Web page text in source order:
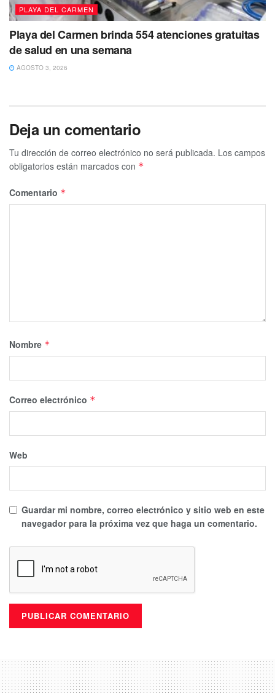
PLAYA DEL CARMEN
Playa del Carmen brinda 554 atenciones gratuitas
de salud en una semana
AGOSTO 3, 2026
Deja un comentario
Tu dirección de correo electrónico no será publicada. Los campos
obligatorios están marcados con *
Comentario *
Nombre *
Correo electrónico *
Web
Guardar mi nombre, correo electrónico y sitio web en este
navegador para la próxima vez que haga un comentario.